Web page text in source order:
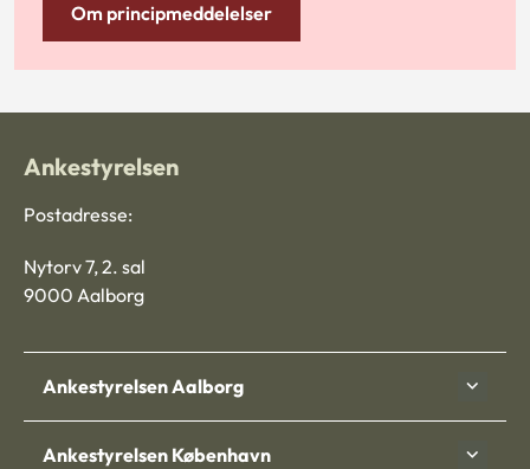
Om principmeddelelser
Ankestyrelsen
Postadresse:
Nytorv 7, 2. sal
9000 Aalborg
Ankestyrelsen Aalborg
Ankestyrelsen København